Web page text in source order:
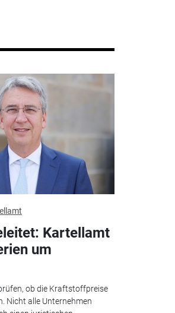
Kartellamt
um
ob die Kraftstoffpreise
Nicht alle Unternehmen